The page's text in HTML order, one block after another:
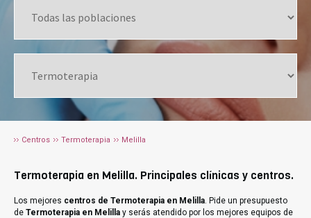
Centros Termoterapia Melilla
Termoterapia en Melilla. Principales clínicas y centros.
Los mejores centros de Termoterapia en Melilla. Pide un presupuesto
de Termoterapia en Melilla y serás atendido por los mejores equipos de